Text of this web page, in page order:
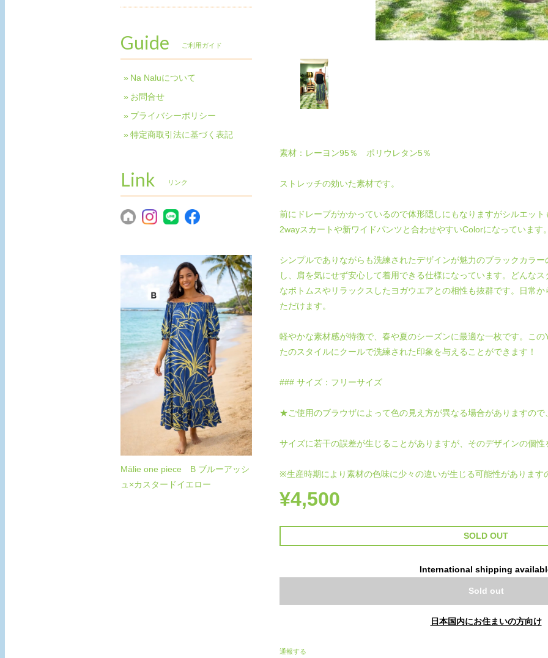
素材：レーヨン95％ ポリウレタン5％
ストレッチの効いた素材です。
前にドレープがかかっているので体形隠しにもなりますがシルエッ
2wayスカートや新ワイドパンツと合わせやすいColorになっています
シンプルでありながらも洗練されたデザインが魅力のブラックカラ
し、肩を気にせず安心して着用できる仕様になっています。どんな
なボトムスやリラックスしたヨガウエアとの相性も抜群です。日常
ただけます。
軽やかな素材感が特徴で、春や夏のシーズンに最適な一枚です。こ
たのスタイルにクールで洗練された印象を与えることができます！
### サイズ：フリーサイズ
★ご使用のブラウザによって色の見え方が異なる場合がありますの
サイズに若干の誤差が生じることがありますが、そのデザインの個
※生産時期により素材の色味に少々の違いが生じる可能性があります
¥4,500
SOLD OUT
International shipping
Sold out
日本国内にお住まいの方向け
通報する
Guide ご利用ガイド
Na Naluについて
お問合せ
プライバシーポリシー
特定商取引法に基づく表記
Link リンク
Mālie one piece B ブルーアッシ
ュ×カスタードイエロー